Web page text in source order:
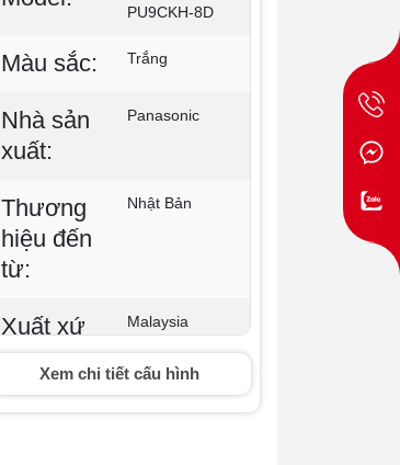
PU9CKH-8D
Màu sắc: Trắng
Nhà sản
xuất:
Panasonic
Thương
hiệu đến
từ:
Nhật Bản
Xuất xứ
sản
phẩm:
Malaysia
Xem chi tiết cấu hình